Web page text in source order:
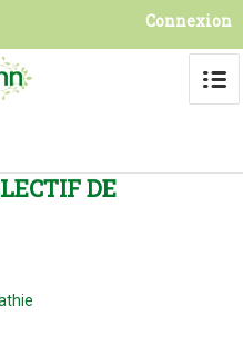
Connexion
DE